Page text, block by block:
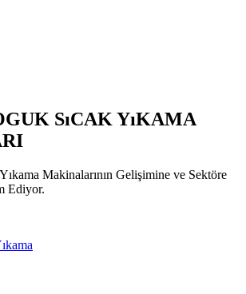
SıCAK YıKAMA
Makinalarının Gelişimine ve Sektöre
Ediyor.